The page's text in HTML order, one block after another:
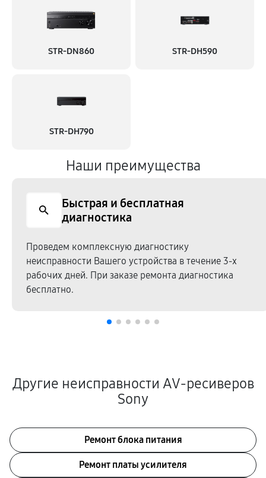
STR-DN860 STR-DH590
STR-DH790
Наши преимущества
Быстрая и бесплатная
диагностика
Проведем комплексную диагностику
неисправности Вашего устройства в течение 3-х
рабочих дней. При заказе ремонта диагностика
бесплатно.
Другие неисправности AV-ресиверов
Sony
Ремонт блока питания
Ремонт платы усилителя